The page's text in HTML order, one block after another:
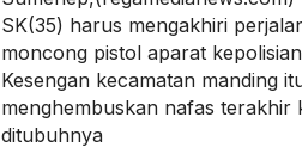
SK(35) harus mengakhiri
moncong pistol aparat
Kesengan kecamatan manding
menghembuskan nafas
ditubuhnya